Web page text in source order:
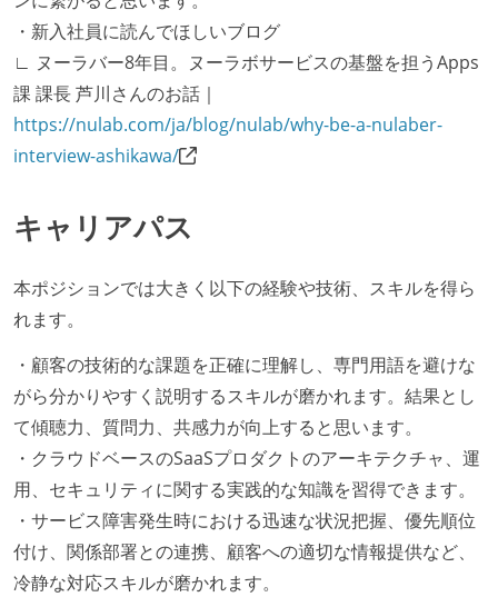
・新入社員に読んでほしいブログ
∟ ヌーラバー8年目。ヌーラボサービスの基盤を担うApps
課 課長 芦川さんのお話｜
https://nulab.com/ja/blog/nulab/why-be-a-nulaber-
interview-ashikawa/
キャリアパス
本ポジションでは大きく以下の経験や技術、スキルを得ら
れます。
・顧客の技術的な課題を正確に理解し、専門用語を避けな
がら分かりやすく説明するスキルが磨かれます。結果とし
て傾聴力、質問力、共感力が向上すると思います。
・クラウドベースのSaaSプロダクトのアーキテクチャ、運
用、セキュリティに関する実践的な知識を習得できます。
・サービス障害発生時における迅速な状況把握、優先順位
付け、関係部署との連携、顧客への適切な情報提供など、
冷静な対応スキルが磨かれます。